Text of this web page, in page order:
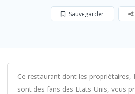
Sauvegarder
Ce restaurant dont les propriétaires,
sont des fans des Etats-Unis, vous